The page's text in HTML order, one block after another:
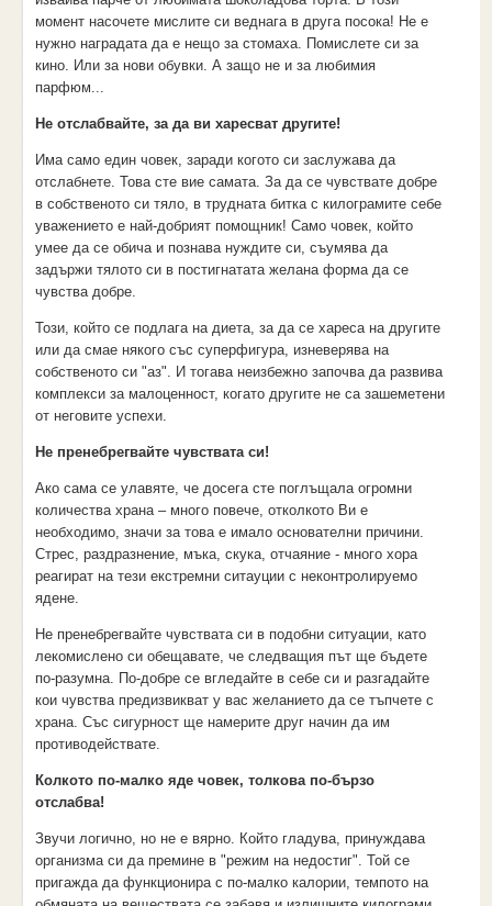
момент насочете мислите си веднага в друга посока! Не е
нужно наградата да е нещо за стомаха. Помислете си за
кино. Или за нови обувки. А защо не и за любимия
парфюм...
Не отслабвайте, за да ви харесват другите!
Има само един човек, заради когото си заслужава да
отслабнете. Това сте вие самата. За да се чувствате добре
в собственото си тяло, в трудната битка с килограмите себе
уважението е най-добрият помощник! Само човек, който
умее да се обича и познава нуждите си, съумява да
задържи тялото си в постигнатата желана форма да се
чувства добре.
Този, който се подлага на диета, за да се хареса на другите
или да смае някого със суперфигура, изневерява на
собственото си "аз". И тогава неизбежно започва да развива
комплекси за малоценност, когато другите не са зашеметени
от неговите успехи.
Не пренебрегвайте чувствата си!
Ако сама се улавяте, че досега сте поглъщала огромни
количества храна – много повече, отколкото Ви е
необходимо, значи за това е имало основателни причини.
Стрес, раздразнение, мъка, скука, отчаяние - много хора
реагират на тези екстремни ситауции с неконтролируемо
ядене.
Не пренебрегвайте чувствата си в подобни ситуации, като
лекомислено си обещавате, че следващия път ще бъдете
по-разумна. По-добре се вгледайте в себе си и разгадайте
кои чувства предизвикват у вас желанието да се тъпчете с
храна. Със сигурност ще намерите друг начин да им
противодействате.
Колкото по-малко яде човек, толкова по-бързо
отслабва!
Звучи логично, но не е вярно. Който гладува, принуждава
организма си да премине в "режим на недостиг". Той се
пригажда да функционира с по-малко калории, темпото на